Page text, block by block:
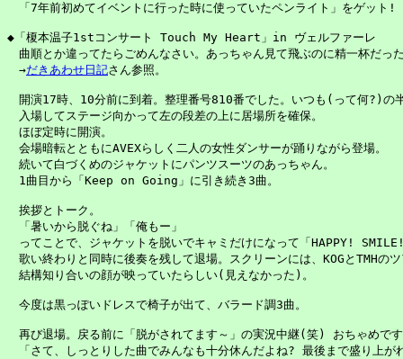
「7年前初めてイベントに行った時に使っていたペンライト」をゲット!
◆「榎本温子1stコンサート Touch My Heart」in ヴェルファーレ
曲順とか違ってたらごめんなさい。あっちゃん見て飛ぶのに精一杯だ
→だきあわせ日記さん参照。
開演17時、10分前に到着。整理番号810番でした。いつも(って何?)の
入場してステージ向かって左の段差の上に居場所を確保。
ほぼ定時に開演。
会場暗転とともにAVEXらしく二人の女性ダンサーが踊りながら登場。
続いて白づくめのジャケットにパンツスーツのあっちゃん。
1曲目から「Keep on Going」に引き続き3曲。
挨拶とトーク。
「暑いから脱ぐね」「俺もー」
ってことで、ジャケットを脱いでキャミだけになって「HAPPY!
歌い終わりと同時に後奏を残して退場。スクリーンには、KOGとTMHの
結構知り合いの顔が映っていたらしい(見えなかった)。
今度は黒っぽいドレスで椅子が出て、バラード調3曲。
再び退場。戻る前に「脱がされてます～」の実況中継(笑) おちゃめで
「さて、しっとりした曲でみんなも十分休んだよね? 最後まで盛り上が